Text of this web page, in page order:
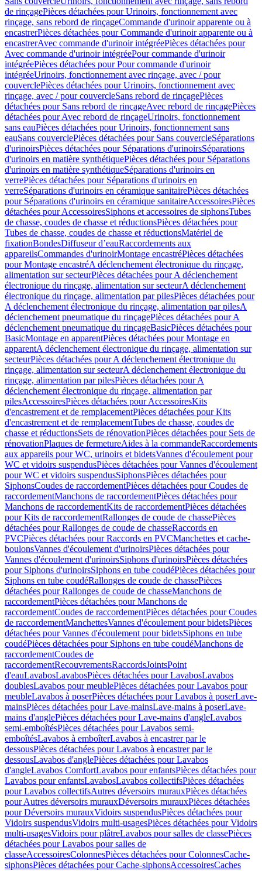
de rinçagePièces détachées pour Urinoirs, fonctionnement avec
rinçage, sans rebord de rinçageCommande d'urinoir apparente ou à
encastrerPièces détachées pour Commande d'urinoir apparente ou à
encastrerAvec commande d'urinoir intégréePièces détachées pour
Avec commande d'urinoir intégréePour commande d'urinoir
intégréePièces détachées pour Pour commande d'urinoir
intégréeUrinoirs, fonctionnement avec rinçage, avec / pour
couverclePièces détachées pour Urinoirs, fonctionnement avec
rinçage, avec / pour couvercleSans rebord de rinçagePièces
détachées pour Sans rebord de rinçageAvec rebord de rinçagePièces
détachées pour Avec rebord de rinçageUrinoirs, fonctionnement
sans eauPièces détachées pour Urinoirs, fonctionnement sans
eauSans couverclePièces détachées pour Sans couvercleSéparations
d'urinoirsPièces détachées pour Séparations d'urinoirsSéparations
d'urinoirs en matière synthétiquePièces détachées pour Séparations
d'urinoirs en matière synthétiqueSéparations d'urinoirs en
verrePièces détachées pour Séparations d'urinoirs en
verreSéparations d'urinoirs en céramique sanitairePièces détachées
pour Séparations d'urinoirs en céramique sanitaireAccessoiresPièces
détachées pour AccessoiresSiphons et accessoires de siphonsTubes
de chasse, coudes de chasse et réductionsPièces détachées pour
Tubes de chasse, coudes de chasse et réductionsMatériel de
fixationBondesDiffuseur d’eauRaccordements aux
appareilsCommandes d'urinoirMontage encastréPièces détachées
pour Montage encastréA déclenchement électronique du rinçage,
alimentation sur secteurPièces détachées pour A déclenchement
électronique du rinçage, alimentation sur secteurA déclenchement
électronique du rinçage, alimentation par pilesPièces détachées pour
A déclenchement électronique du rinçage, alimentation par pilesA
déclenchement pneumatique du rinçagePièces détachées pour A
déclenchement pneumatique du rinçageBasicPièces détachées pour
BasicMontage en apparentPièces détachées pour Montage en
apparentA déclenchement électronique du rinçage, alimentation sur
secteurPièces détachées pour A déclenchement électronique du
rinçage, alimentation sur secteurA déclenchement électronique du
rinçage, alimentation par pilesPièces détachées pour A
déclenchement électronique du rinçage, alimentation par
pilesAccessoiresPièces détachées pour AccessoiresKits
d'encastrement et de remplacementPièces détachées pour Kits
d'encastrement et de remplacementTubes de chasse, coudes de
chasse et réductionsSets de rénovationPièces détachées pour Sets de
rénovationPlaques de fermetureAides à la commandeRaccordements
aux appareils pour WC, urinoirs et bidetsVannes d'écoulement pour
WC et vidoirs suspendusPièces détachées pour Vannes d'écoulement
pour WC et vidoirs suspendusSiphonsPièces détachées pour
SiphonsCoudes de raccordementPièces détachées pour Coudes de
raccordementManchons de raccordementPièces détachées pour
Manchons de raccordementKits de raccordementPièces détachées
pour Kits de raccordementRallonges de coude de chassePièces
détachées pour Rallonges de coude de chasseRaccords en
PVCPièces détachées pour Raccords en PVCManchettes et cache-
boulonsVannes d'écoulement d'urinoirsPièces détachées pour
Vannes d'écoulement d'urinoirsSiphons d'urinoirsPièces détachées
pour Siphons d'urinoirsSiphons en tube coudéPièces détachées pour
Siphons en tube coudéRallonges de coude de chassePièces
détachées pour Rallonges de coude de chasseManchons de
raccordementPièces détachées pour Manchons de
raccordementCoudes de raccordementPièces détachées pour Coudes
de raccordementManchettesVannes d'écoulement pour bidetsPièces
détachées pour Vannes d'écoulement pour bidetsSiphons en tube
coudéPièces détachées pour Siphons en tube coudéManchons de
raccordementCoudes de
raccordementRecouvrementsRaccordsJointsPoint
d'eauLavabosLavabosPièces détachées pour LavabosLavabos
doublesLavabos pour meublePièces détachées pour Lavabos pour
meubleLavabos à poserPièces détachées pour Lavabos à poserLave-
mainsPièces détachées pour Lave-mainsLave-mains à poserLave-
mains d'anglePièces détachées pour Lave-mains d'angleLavabos
semi-emboîtésPièces détachées pour Lavabos semi-
emboîtésLavabos à emboîterLavabos à encastrer par le
dessousPièces détachées pour Lavabos à encastrer par le
dessousLavabos d'anglePièces détachées pour Lavabos
d'angleLavabos ComfortLavabos pour enfantsPièces détachées pour
Lavabos pour enfantsLavabosLavabos collectifsPièces détachées
pour Lavabos collectifsAutres déversoirs murauxPièces détachées
pour Autres déversoirs murauxDéversoirs murauxPièces détachées
pour Déversoirs murauxVidoirs suspendusPièces détachées pour
Vidoirs suspendusVidoirs multi-usagesPièces détachées pour Vidoirs
multi-usagesVidoirs pour plâtreLavabos pour salles de classePièces
détachées pour Lavabos pour salles de
classeAccessoiresColonnesPièces détachées pour ColonnesCache-
siphonsPièces détachées pour Cache-siphonsAccessoiresCaches